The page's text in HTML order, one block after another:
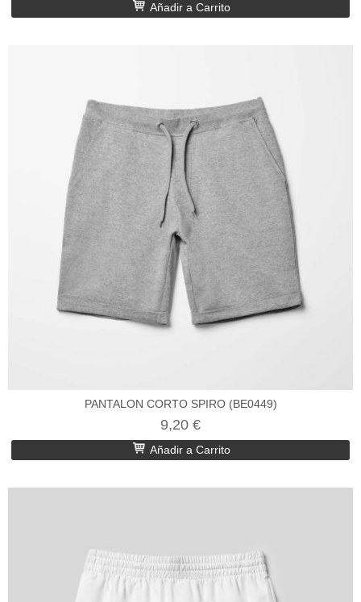
Añadir a Carrito
PANTALON CORTO SPIRO (BE0449)
9,20 €
Añadir a Carrito